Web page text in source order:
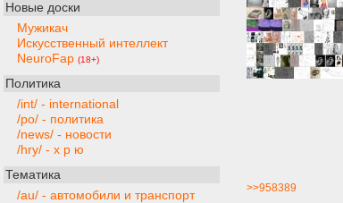
Новые доски
Мужикач
Искусственный интеллект
NeuroFap (18+)
Политика
/int/ - international
/po/ - политика
/news/ - новости
/hry/ - х р ю
Тематика
/au/ - автомобили и транспорт
>>958389